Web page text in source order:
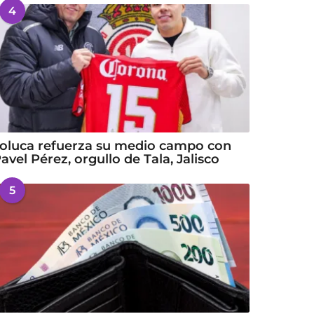
4
refuerza su medio campo con
Pérez, orgullo de Tala, Jalisco
5